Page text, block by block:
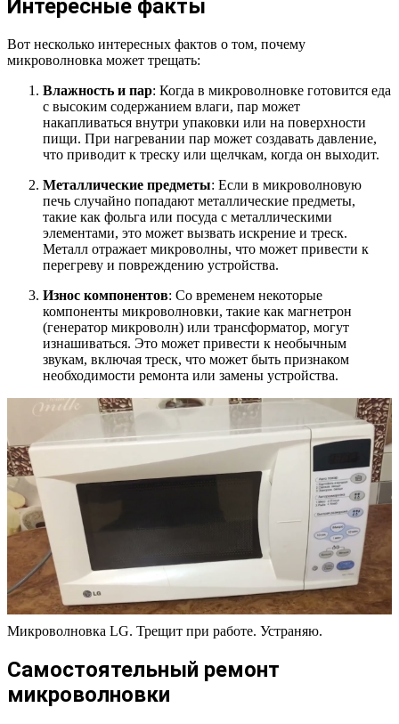
Интересные факты
Вот несколько интересных фактов о том, почему
микроволновка может трещать:
Влажность и пар: Когда в микроволновке готовится еда
с высоким содержанием влаги, пар может
накапливаться внутри упаковки или на поверхности
пищи. При нагревании пар может создавать давление,
что приводит к треску или щелчкам, когда он выходит.
Металлические предметы: Если в микроволновую
печь случайно попадают металлические предметы,
такие как фольга или посуда с металлическими
элементами, это может вызвать искрение и треск.
Металл отражает микроволны, что может привести к
перегреву и повреждению устройства.
Износ компонентов: Со временем некоторые
компоненты микроволновки, такие как магнетрон
(генератор микроволн) или трансформатор, могут
изнашиваться. Это может привести к необычным
звукам, включая треск, что может быть признаком
необходимости ремонта или замены устройства.
Микроволновка LG. Трещит при работе. Устраняю.
Самостоятельный ремонт
микроволновки